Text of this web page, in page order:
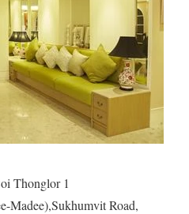
Thonglor 1
Madee),Sukhumvit Road,